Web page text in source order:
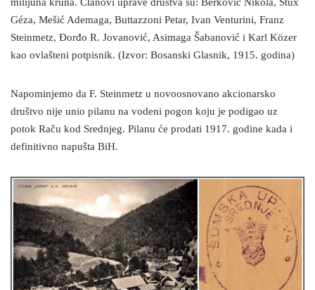
milijuna kruna. Članovi uprave društva su: Berković Nikola, Stux
Géza, Mešić Ademaga, Buttazzoni Petar, Ivan Venturini, Franz
Steinmetz, Đorđo R. Jovanović, Asimaga Šabanović i Karl Közer
kao ovlašteni potpisnik. (Izvor: Bosanski Glasnik, 1915. godina)
Napominjemo da F. Steinmetz u novoosnovano akcionarsko
društvo nije unio pilanu na vodeni pogon koju je podigao uz
potok Raču kod Srednjeg. Pilanu će prodati 1917. godine kada i
definitivno napušta BiH.